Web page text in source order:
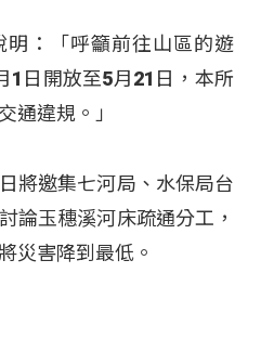
：「呼籲前往山區的遊
1日開放至5月21日，本所
通違規。」
將邀集七河局、水保局台
論玉穗溪河床疏通分工，
災害降到最低。